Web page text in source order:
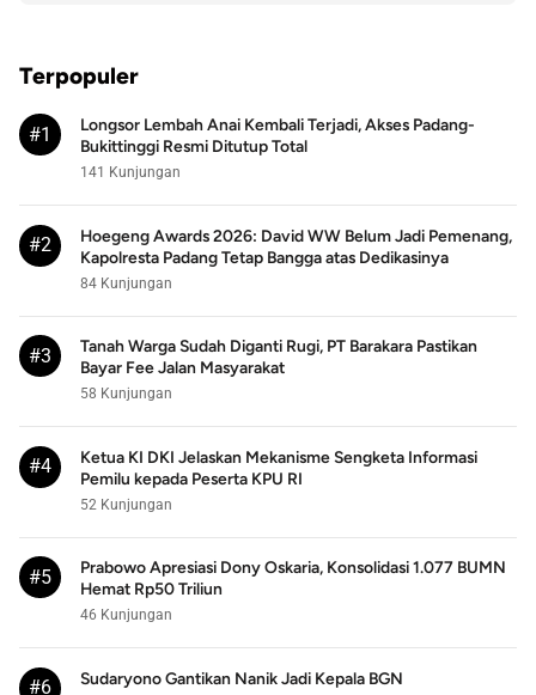
Terpopuler
#1
Longsor Lembah Anai Kembali Terjadi, Akses Padang-
Bukittinggi Resmi Ditutup Total
141 Kunjungan
#2
Hoegeng Awards 2026: David WW Belum Jadi Pemenang,
Kapolresta Padang Tetap Bangga atas Dedikasinya
84 Kunjungan
#3
Tanah Warga Sudah Diganti Rugi, PT Barakara Pastikan
Bayar Fee Jalan Masyarakat
58 Kunjungan
#4
Ketua KI DKI Jelaskan Mekanisme Sengketa Informasi
Pemilu kepada Peserta KPU RI
52 Kunjungan
#5
Prabowo Apresiasi Dony Oskaria, Konsolidasi 1.077 BUMN
Hemat Rp50 Triliun
46 Kunjungan
#6 Sudaryono Gantikan Nanik Jadi Kepala BGN